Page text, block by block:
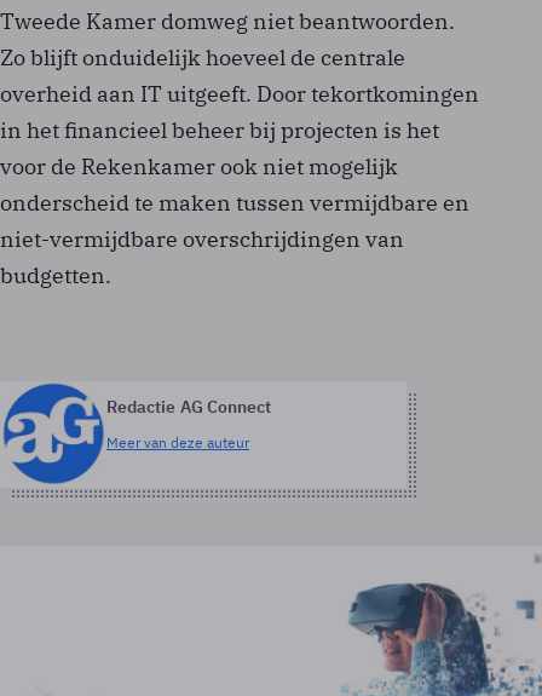
Tweede Kamer domweg niet beantwoorden.
Zo blijft onduidelijk hoeveel de centrale
overheid aan IT uitgeeft. Door tekortkomingen
in het financieel beheer bij projecten is het
voor de Rekenkamer ook niet mogelijk
onderscheid te maken tussen vermijdbare en
niet-vermijdbare overschrijdingen van
budgetten.
Redactie AG Connect
Meer van deze auteur